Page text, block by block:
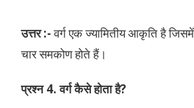
उत्तर :-वर्ग एक ज्यामितीय आकृति है
चार समकोण होते हैं।
प्रश्न 4. वर्ग कैसे होता है?